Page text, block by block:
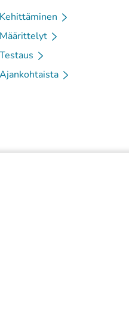
Kehittäminen
Määrittelyt
Testaus
Ajankohtaista